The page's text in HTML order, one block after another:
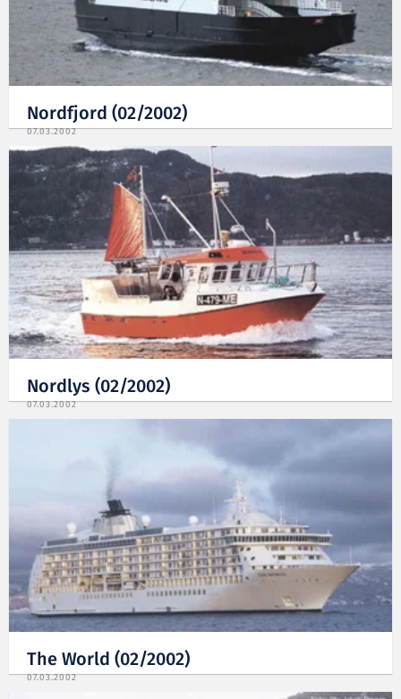
Nordfjord (02/2002)
07.03.2002
Nordlys (02/2002)
07.03.2002
The World (02/2002)
07.03.2002